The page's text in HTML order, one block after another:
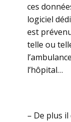
ces
logiciel
est
telle ou
l’hôpital…
– De plus il